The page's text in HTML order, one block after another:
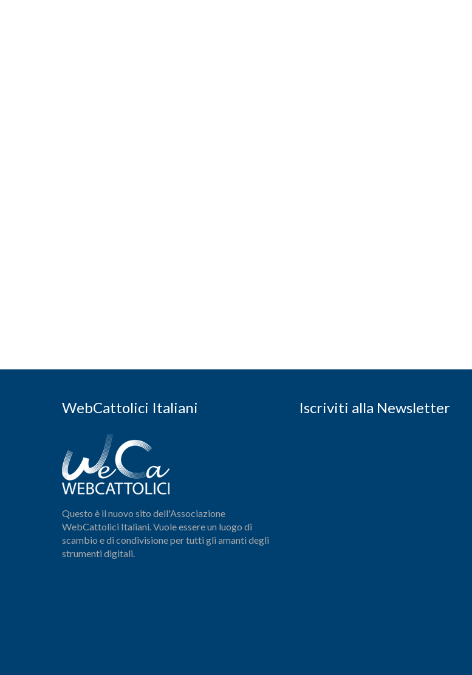
WebCattolici Italiani
Questo è il nuovo sito dell'Associazione
WebCattolici Italiani. Vuole essere un luogo di
scambio e di condivisione per tutti gli amanti degli
strumenti digitali.
Iscriviti alla Newsletter